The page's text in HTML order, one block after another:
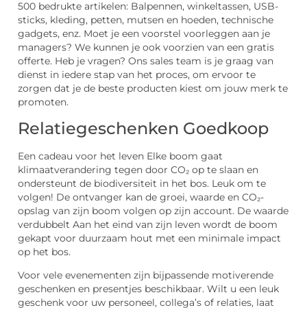
500 bedrukte artikelen: Balpennen, winkeltassen, USB-
sticks, kleding, petten, mutsen en hoeden, technische
gadgets, enz. Moet je een voorstel voorleggen aan je
managers? We kunnen je ook voorzien van een gratis
offerte. Heb je vragen? Ons sales team is je graag van
dienst in iedere stap van het proces, om ervoor te
zorgen dat je de beste producten kiest om jouw merk te
promoten.
Relatiegeschenken Goedkoop
Een cadeau voor het leven Elke boom gaat
klimaatverandering tegen door CO₂ op te slaan en
ondersteunt de biodiversiteit in het bos. Leuk om te
volgen! De ontvanger kan de groei, waarde en CO₂-
opslag van zijn boom volgen op zijn account. De waarde
verdubbelt Aan het eind van zijn leven wordt de boom
gekapt voor duurzaam hout met een minimale impact
op het bos.
Voor vele evenementen zijn bijpassende motiverende
geschenken en presentjes beschikbaar. Wilt u een leuk
geschenk voor uw personeel, collega’s of relaties, laat